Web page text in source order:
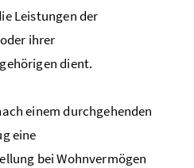
Leistungen der
ihrer
dient.
einem durchgehenden
eine
bei Wohnvermögen